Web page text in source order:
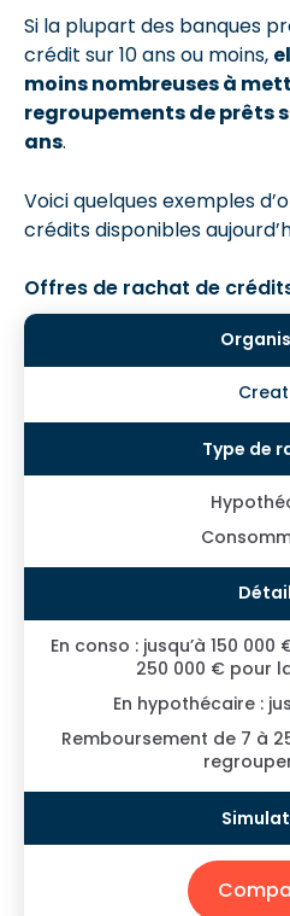
Si la plupart des banques
crédit sur 10 ans ou moins,
moins nombreuses à
regroupements de prêts
ans.
Voici quelques exemples
crédits disponibles
Offres de rachat de
En conso : jusqu’à 150
250 000 € pour
En hypothécaire :
Remboursement de 7 à